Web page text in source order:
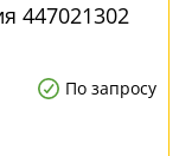
447021302
По запросу